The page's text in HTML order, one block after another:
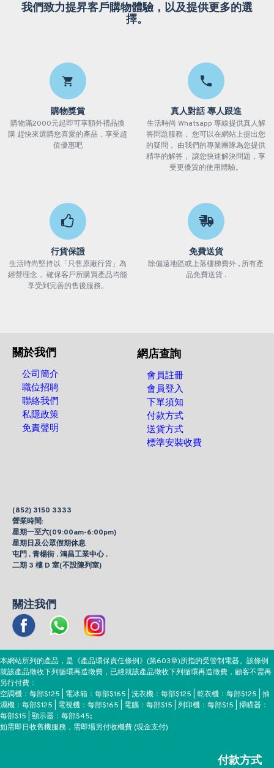
我們致力提昇客戶購物體驗，以及提供更多的選
擇。
購物獎賞
購物滿2000元起即可享額外禮品換
購 趕快來選購您喜愛的產品，享受超
值優惠吧
真人對話 專人跟進
生活時尚 Whatsapp 專線提供真人解
答問題服務， 您可以在網站上提出您
的疑問， 由我們的專業團隊為您提供
精準的解答， 讓您快速解決問題，享
受更優質的使用體驗。
行貨保證
生活時尚堅持以「只售原廠行貨」為
經營理念， 確保客戶所購買產品均能
享受到完善的售後服務。
免費送貨
除偏遠地區或上落樓梯費外 , 所有產
品免費送貨 .
關於我們
公司簡介
職位招聘
聯絡我們
私隱政策
免責聲明
網店查詢
會員註冊
會員登入
下單須知
付款方式
送貨方式
標準安裝收費
(852) 3150 3333
營業時間:
星期一至六(09:00am-6:00pm)
星期日及公眾假期休息
屯門 , 青楊街 , 鴻昌工業中心 ,
二期 3 樓 D 室(不設陳列室)
關注我們
本網站所列的產品，是《產品環保責任條例》(第603章)所指的受管制電器。該條例
就該產品徵收下列循環再造徵費，已經就該產品徵收下列循環再造徵費，顧客不需再
另行付費：
空調機：每部$125 | 電冰箱：每部$165 | 洗衣機：每部$125 | 乾衣機：每部$125 | 抽
濕機：每部$125 | 電視機：每部$165 | 電腦：每部$15 | 列印機：每部$15 | 掃瞄器：
每部$15 | 顯示器：每部$45;
如需即日收舊機服務，需即場另付收機費 (現金支付)
付款方式